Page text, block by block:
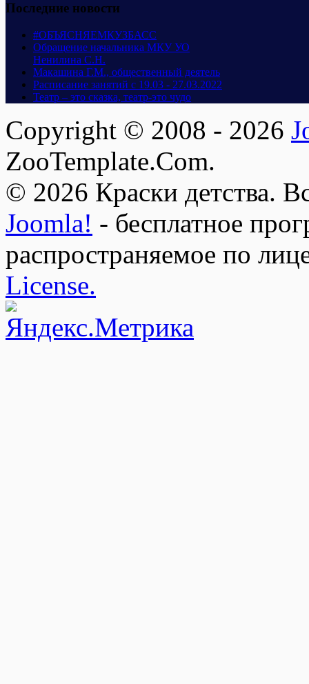
Последние новости
#ОБЪЯСНЯЕМКУЗБАСС
Обращение начальника МКУ УО
Ненилина С.Н.
Макашина Г.М., общественный деятель
Расписание занятий с 19.03 - 27.03.2022
Театр – это сказка, театр-это чудо
Copyright © 2008 - 2026
ZooTemplate.Com.
© 2026 Краски детства.
Joomla! - бесплатное
распространяемое по
License.